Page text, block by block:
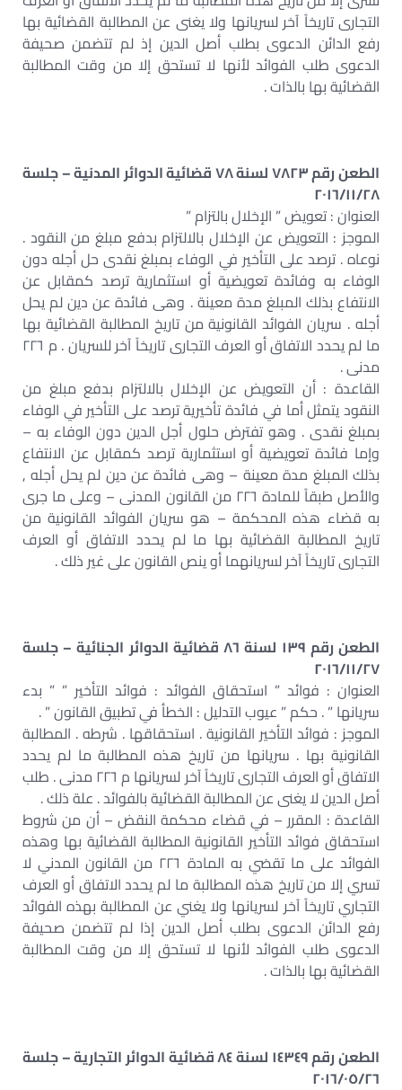
التجارى تاريخاً آخر لسريانها ولا يغنى عن المطالبة القضائية بها
رفع الدائن الدعوى بطلب أصل الدين إذ لم تتضمن صحيفة
الدعوى طلب الفوائد لأنها لا تستحق إلا من وقت المطالبة
القضائية بها بالذات .
الطعن رقم ٧٨٢٣ لسنة ٧٨ قضائية الدوائر المدنية – جلسة
٢٠١٦/١١/٢٨
العنوان : تعويض ” الإخلال بالتزام ”
الموجز : التعويض عن الإخلال بالالتزام بدفع مبلغ من النقود .
نوعاه . ترصد على التأخير في الوفاء بمبلغ نقدى حل أجله دون
الوفاء به وفائدة تعويضية أو استثمارية ترصد كمقابل عن
الانتفاع بذلك المبلغ مدة معينة . وهى فائدة عن دين لم يحل
أجله . سريان الفوائد القانونية من تاريخ المطالبة القضائية بها
ما لم يحدد الاتفاق أو العرف التجارى تاريخاً آخر للسريان . م ٢٢٦
مدنى .
القاعدة : أن التعويض عن الإخلال بالالتزام بدفع مبلغ من
النقود يتمثل أما في فائدة تأخيرية ترصد على التأخير في الوفاء
بمبلغ نقدى . وهو تفترض حلول أجل الدين دون الوفاء به –
وإما فائدة تعويضية أو استثمارية ترصد كمقابل عن الانتفاع
بذلك المبلغ مدة معينة – وهى فائدة عن دين لم يحل أجله ,
والأصل طبقاً للمادة ٢٢٦ من القانون المدنى – وعلى ما جرى
به قضاء هذه المحكمة – هو سريان الفوائد القانونية من
تاريخ المطالبة القضائية بها ما لم يحدد الاتفاق أو العرف
التجارى تاريخاً آخر لسريانهما أو ينص القانون على غير ذلك .
الطعن رقم ١٣٩ لسنة ٨٦ قضائية الدوائر الجنائية – جلسة
٢٠١٦/١١/٢٧
العنوان : فوائد ” استحقاق الفوائد : فوائد التأخير ” ” بدء
سريانها ” . حكم ” عيوب التدليل : الخطأ في تطبيق القانون ” .
الموجز : فوائد التأخير القانونية . استحقاقها . شرطه . المطالبة
القانونية بها . سريانها من تاريخ هذه المطالبة ما لم يحدد
الاتفاق أو العرف التجارى تاريخاً آخر لسريانها م ٢٢٦ مدنى . طلب
أصل الدين لا يغنى عن المطالبة القضائية بالفوائد . علة ذلك .
القاعدة : المقرر – في قضاء محكمة النقض – أن من شروط
استحقاق فوائد التأخير القانونية المطالبة القضائية بها وهذه
الفوائد على ما تقضي به المادة ٢٢٦ من القانون المدني لا
تسري إلا من تاريخ هذه المطالبة ما لم يحدد الاتفاق أو العرف
التجاري تاريخاً آخر لسريانها ولا يغني عن المطالبة بهذه الفوائد
رفع الدائن الدعوى بطلب أصل الدين إذا لم تتضمن صحيفة
الدعوى طلب الفوائد لأنها لا تستحق إلا من وقت المطالبة
القضائية بها بالذات .
الطعن رقم ١٤٣٤٩ لسنة ٨٤ قضائية الدوائر التجارية – جلسة
٢٠١٦/٠٥/٢٦